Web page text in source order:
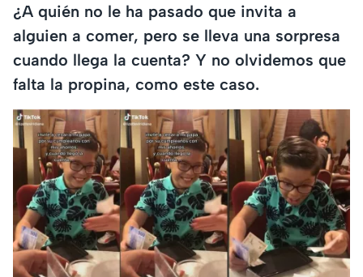
¿A quién no le ha pasado que invita a
alguien a comer, pero se lleva una sorpresa
cuando llega la cuenta? Y no olvidemos que
falta la propina, como este caso.